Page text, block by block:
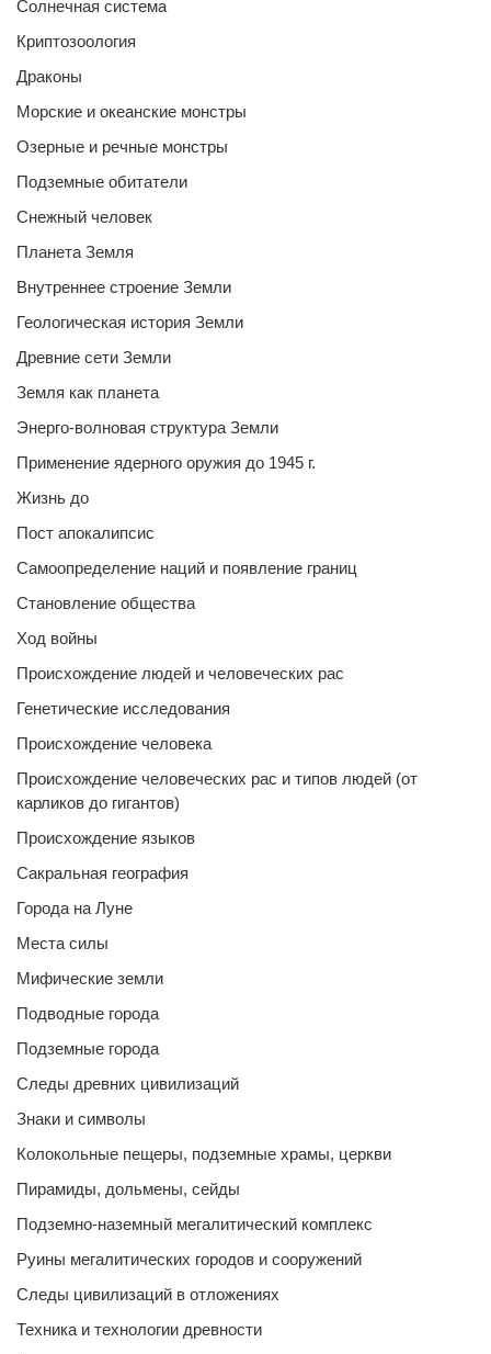
Солнечная система
Криптозоология
Драконы
Морские и океанские монстры
Озерные и речные монстры
Подземные обитатели
Снежный человек
Планета Земля
Внутреннее строение Земли
Геологическая история Земли
Древние сети Земли
Земля как планета
Энерго-волновая структура Земли
Применение ядерного оружия до 1945 г.
Жизнь до
Пост апокалипсис
Самоопределение наций и появление границ
Становление общества
Ход войны
Происхождение людей и человеческих рас
Генетические исследования
Происхождение человека
Происхождение человеческих рас и типов людей (от
карликов до гигантов)
Происхождение языков
Сакральная география
Города на Луне
Места силы
Мифические земли
Подводные города
Подземные города
Следы древних цивилизаций
Знаки и символы
Колокольные пещеры, подземные храмы, церкви
Пирамиды, дольмены, сейды
Подземно-наземный мегалитический комплекс
Руины мегалитических городов и сооружений
Следы цивилизаций в отложениях
Техника и технологии древности